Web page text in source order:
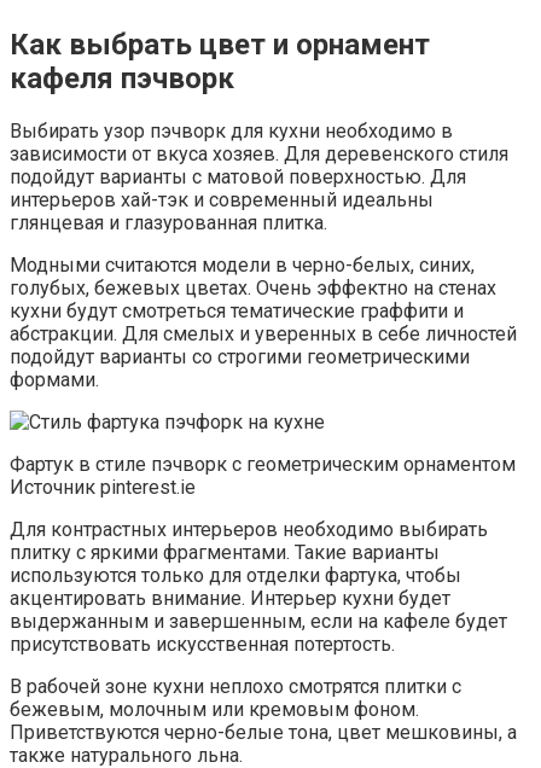
Как выбрать цвет и орнамент
кафеля пэчворк
Выбирать узор пэчворк для кухни необходимо в
зависимости от вкуса хозяев. Для деревенского стиля
подойдут варианты с матовой поверхностью. Для
интерьеров хай-тэк и современный идеальны
глянцевая и глазурованная плитка.
Модными считаются модели в черно-белых, синих,
голубых, бежевых цветах. Очень эффектно на стенах
кухни будут смотреться тематические граффити и
абстракции. Для смелых и уверенных в себе личностей
подойдут варианты со строгими геометрическими
формами.
Фартук в стиле пэчворк с геометрическим орнаментом
Источник pinterest.ie
Для контрастных интерьеров необходимо выбирать
плитку с яркими фрагментами. Такие варианты
используются только для отделки фартука, чтобы
акцентировать внимание. Интерьер кухни будет
выдержанным и завершенным, если на кафеле будет
присутствовать искусственная потертость.
В рабочей зоне кухни неплохо смотрятся плитки с
бежевым, молочным или кремовым фоном.
Приветствуются черно-белые тона, цвет мешковины, а
также натурального льна.